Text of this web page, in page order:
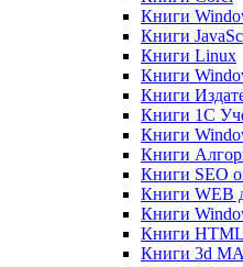
Книги
Книги
Книги Linux
Книги
Книги
Книги 1C
Книги
Книги
Книги SEO
Книги WEB
Книги
Книги
Книги 3d